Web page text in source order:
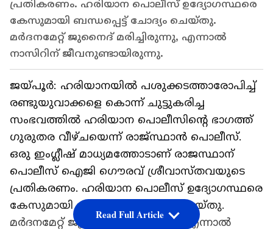
പ്രതികരണം. ഹരിയാന പൊലീസ് ഉദ്യോ​ഗസ്ഥരെ
കേസുമായി ബന്ധപ്പെട്ട് ചോദ്യം ചെയ്തു.
മർദനമേറ്റ് ജുനൈദ് മരിച്ചിരുന്നു, എന്നാൽ
നാസിറിന് ജീവനുണ്ടായിരുന്നു.
ജയ്പൂർ: ഹരിയാനയിൽ പശുക്കടത്താരോപിച്ച്
രണ്ടുയുവാക്കളെ കൊന്ന് ചുട്ടുകരിച്ച
സംഭവത്തിൽ ഹരിയാന പൊലീസിന്റെ ഭാ​ഗത്ത് ​
ഗുരുതര വീഴ്ചയെന്ന് രാജ്സ്ഥാൻ പൊലീസ്.
ഒരു ഇംഗ്ലീഷ് മാധ്യമത്തോടാണ് രാജസ്ഥാന്
പൊലീസ് ഐജി ഗൌരവ് ശ്രീവാസ്തവയുടെ
പ്രതികരണം. ഹരിയാന പൊലീസ് ഉദ്യോ​ഗസ്ഥരെ
കേസുമായി ബന്ധപ്പെട്ട് ചോദ്യം ചെയ്തു.
മർദനമേറ്റ് ജുനൈദ് മരിച്ചിരുന്നു, എന്നാൽ
Read Full Article